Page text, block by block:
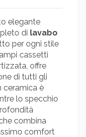
elegante
di lavabo
per ogni stile
cassetti
offre
di tutti gli
ceramica è
lo specchio
combina
comfort